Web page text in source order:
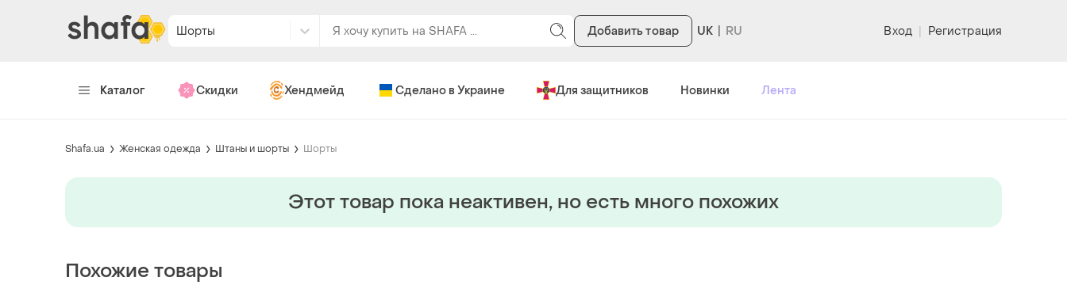
Шорты Добавить товар UK Вход | Регистрация
Каталог Скидки Хендмейд Сделано в Украине Для защитников Новинки Лента
Shafa.ua Женская одежда Штаны и шорты Шорты
Этот товар пока неактивен, но есть много похожих
Похожие товары